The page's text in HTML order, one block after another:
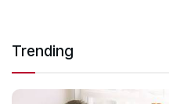
Trending